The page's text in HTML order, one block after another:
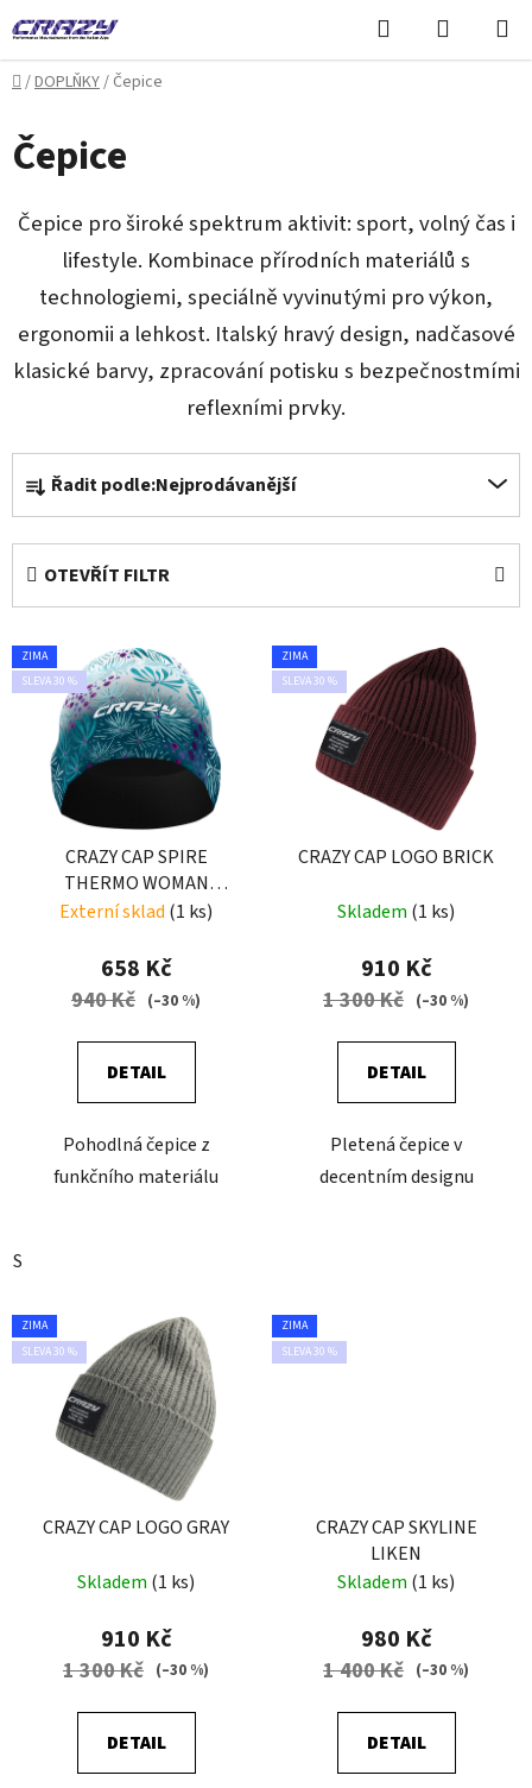
na
obsah
Hledat
KOŠÍK
Domů
/DOPLŇKY/ Čepice
Čepice
Čepice pro široké spektrum aktivit: sport, volný čas i
lifestyle. Kombinace přírodních materiálů s
technologiemi, speciálně vyvinutými pro výkon,
ergonomii a lehkost. Italský hravý design, nadčasové
klasické barvy, zpracování potisku s bezpečnostmími
reflexními prvky.
Ř
z
e
í
p
r
Řadit podle:Nejprodávanější
OTEVŘÍT FILTR
V
ý
ZIMA
SLEVA 30 %
CRAZY CAP SPIRE
THERMO WOMAN
WOMAN FALLING
Externí sklad (1 ks)
658 Kč
940 Kč (–30 %)
DETAIL
Pohodlná čepice z
funkčního materiálu
S
ZIMA
SLEVA 30 %
CRAZY CAP LOGO BRICK
Skladem (1 ks)
910 Kč
1 300 Kč (–30 %)
DETAIL
Pletená čepice v
decentním designu
ZIMA
SLEVA 30 %
CRAZY CAP LOGO GRAY
Skladem (1 ks)
910 Kč
1 300 Kč (–30 %)
DETAIL
ZIMA
SLEVA 30 %
CRAZY CAP SKYLINE
LIKEN
Skladem (1 ks)
980 Kč
1 400 Kč (–30 %)
DETAIL